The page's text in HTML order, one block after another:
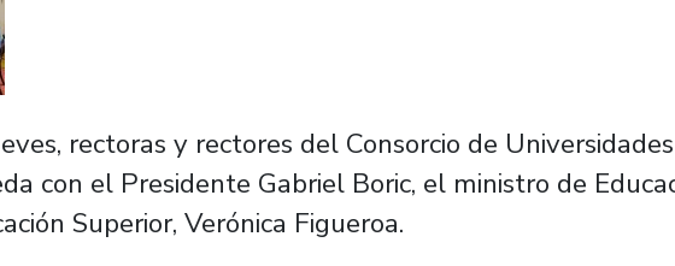
rectoras y rectores del Consorcio de
con el Presidente Gabriel Boric, el ministro de
Superior, Verónica Figueroa.